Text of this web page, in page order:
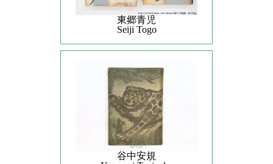
東郷青児
Seiji Togo
谷中安規